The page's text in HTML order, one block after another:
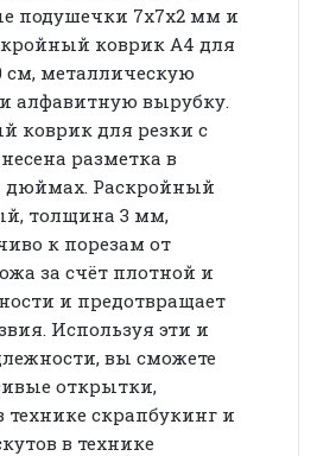
подушечки 7х7х2 мм и
коврик А4 для
см, металлическую
алфавитную вырубку.
коврик для резки с
разметка в
дюймах. Раскройный
толщина 3 мм,
к порезам от
за счёт плотной и
и предотвращает
Используя эти и
вы сможете
открытки,
скрапбукинг и
в технике